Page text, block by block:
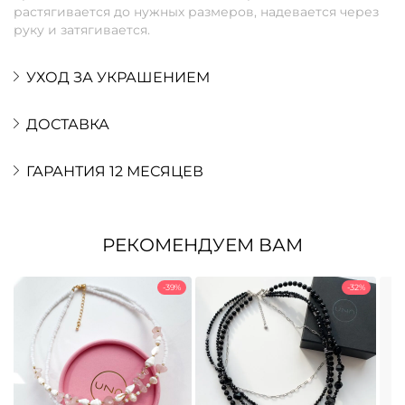
растягивается до нужных размеров, надевается через
руку и затягивается.
УХОД ЗА УКРАШЕНИЕМ
ДОСТАВКА
ГАРАНТИЯ 12 МЕСЯЦЕВ
РЕКОМЕНДУЕМ ВАМ
-39% -32%